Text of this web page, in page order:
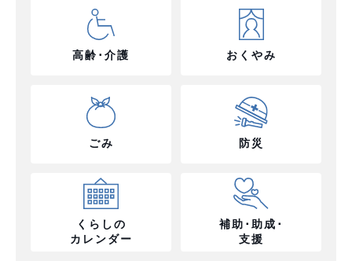
高齢･介護 おくやみ
ごみ 防災
くらしの
カレンダー
補助･助成･
支援